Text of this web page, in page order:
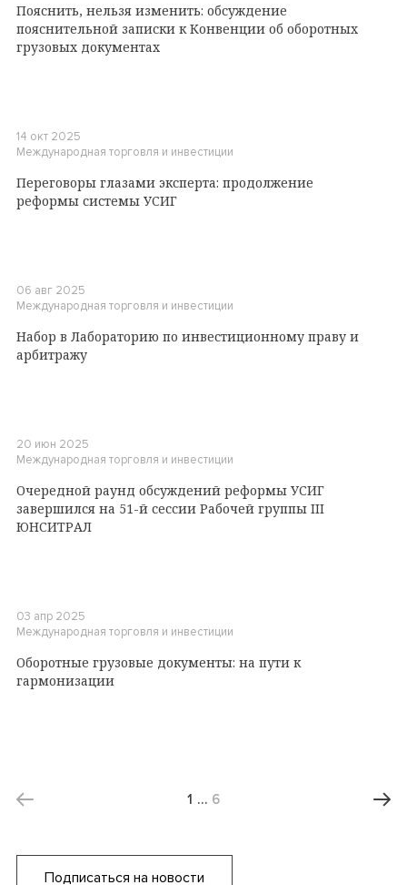
Пояснить, нельзя изменить: обсуждение
пояснительной записки к Конвенции об оборотных
грузовых документах
14 окт 2025
Международная торговля и инвестиции
Переговоры глазами эксперта: продолжение
реформы системы УСИГ
06 авг 2025
Международная торговля и инвестиции
Набор в Лабораторию по инвестиционному праву и
арбитражу
20 июн 2025
Международная торговля и инвестиции
Очередной раунд обсуждений реформы УСИГ
завершился на 51-й сессии Рабочей группы III
ЮНСИТРАЛ
03 апр 2025
Международная торговля и инвестиции
Оборотные грузовые документы: на пути к
гармонизации
1 … 6
Подписаться на новости